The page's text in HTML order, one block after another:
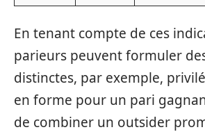
En tenant compte de ces
parieurs peuvent formuler
distinctes, par exemple,
en forme pour un pari
de combiner un outsider